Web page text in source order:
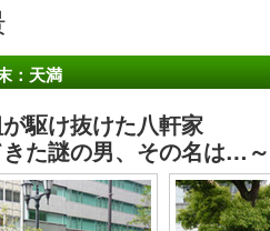
：天満
駆け抜けた八軒家
た謎の男、その名は…～